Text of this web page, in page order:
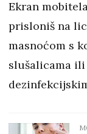
Ekran
prisloniš na
masnoćom s
slušalicama ili